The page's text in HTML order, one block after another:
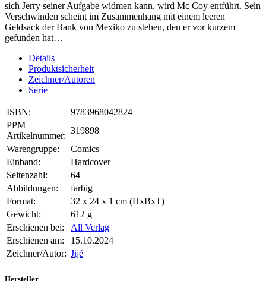
sich Jerry seiner Aufgabe widmen kann, wird Mc Coy entführt. Sein
Verschwinden scheint im Zusammenhang mit einem leeren
Geldsack der Bank von Mexiko zu stehen, den er vor kurzem
gefunden hat…
Details
Produktsicherheit
Zeichner/Autoren
Serie
ISBN:
9783968042824
PPM
Artikelnummer:
319898
Warengruppe:
Comics
Einband:
Hardcover
Seitenzahl:
64
Abbildungen:
farbig
Format:
32 x 24 x 1 cm (HxBxT)
Gewicht:
612 g
Erschienen bei:
All Verlag
Erschienen am:
15.10.2024
Zeichner/Autor: Jijé
Hersteller